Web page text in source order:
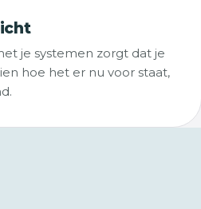
je systemen zorgt dat je
hoe het er nu voor staat,